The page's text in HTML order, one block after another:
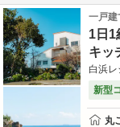
一戸建
1日1
キッ
白浜レ
新型
丸